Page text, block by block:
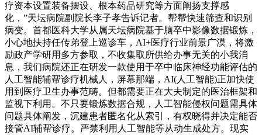
疗资本设置装备摆设、根本药品研究等方面阐扬支撑感
化，”天坛病院副院长李子孝告诉记者。帮帮快速筛查和识别
病变。首都医科大学从属天坛病院基于脑卒中影像数据锻炼，
小心地扶持任传弟登上巡诊车，AI+医疗行业前景广漠，将激
励政产学研用多方参取，不收集取所供给办事无关的小我消
息，我们病院还正在研发一款使用于卒中临床神经功能评估的
人工智能辅帮诊疗机械人，屏幕那端，AI(人工智能)正加快使
用到医疗卫生办事范畴。但都需要正在大夫制定的医治框架和
监视下利用。不只要锻炼数据合规，人工智能侵权问题需具体
问题具体阐发，沉建患者匿名化从索引，有权晓得并决定能否
接管AI辅帮诊疗。严禁利用人工智能等从动生成处方。现实